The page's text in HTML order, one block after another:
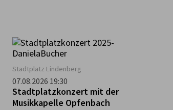
Hutmuseum möglich.
Stadtplatz Lindenberg
07.08.2026 19:30
Stadtplatzkonzert mit der
Musikkapelle Opfenbach